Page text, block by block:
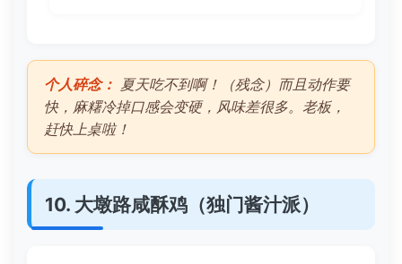
个人碎念： 夏天吃不到啊！（残念）而且动作要
快，麻糬冷掉口感会变硬，风味差很多。老板，
赶快上桌啦！
10. 大墩路咸酥鸡（独门酱汁派）